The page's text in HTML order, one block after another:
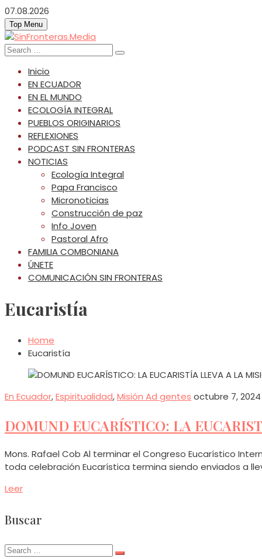
Skip
to
content
07.08.2026
Top Menu
Search
Inicio
EN ECUADOR
EN EL MUNDO
ECOLOGÍA INTEGRAL
PUEBLOS ORIGINARIOS
REFLEXIONES
PODCAST SIN FRONTERAS
NOTICIAS
Ecología Integral
Papa Francisco
Micronoticias
Construcción de paz
Info Joven
Pastoral Afro
FAMILIA COMBONIANA
ÚNETE
COMUNICACIÓN SIN FRONTERAS
Eucaristía
Home
Eucaristía
En Ecuador,Espiritualidad,Misión Ad gentes octubre 7, 2024
DOMUND EUCARÍSTICO: LA
Mons. Rafael Cob Al terminar el Congreso Eucarístico
toda celebración Eucarística termina siendo enviados a
Leer
Buscar
Search